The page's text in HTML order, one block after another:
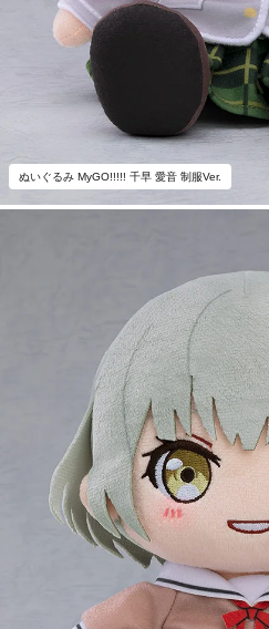
ぬいぐるみ MyGO!!!!! 千早 愛音 制服Ver.